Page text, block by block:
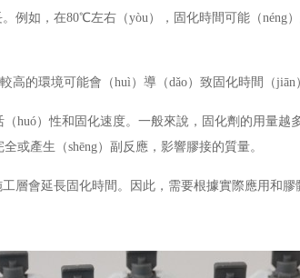
。例如，在80℃左右（yòu），固化時間可能（néng
的環境可能會（huì）導（dǎo）致固化時間（jiān
huó）性和固化速度。一般來說，固化劑的用量越
或產生（shēng）副反應，影響膠接的質量。
層會延長固化時間。因此，需要根據實際應用和